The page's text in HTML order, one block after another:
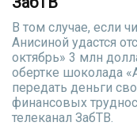
В том случае, если
Анисиной удастся
октябрь» 3 млн
обертке шоколада
передать деньги
финансовых
телеканал ЗабТВ.